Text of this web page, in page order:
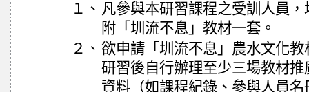
１、 凡參與本研習課程之受訓人員
附「圳流不息」教材一套。
２、 欲申請「圳流不息」農水文化
研習後自行辦理至少三場教材
資料（如課程紀錄、參與人員